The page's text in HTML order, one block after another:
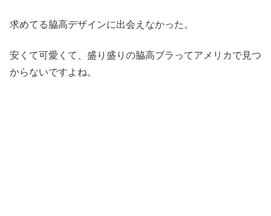
求めてる脇高デザインに出会えなかった。
安くて可愛くて、盛り盛りの脇高ブラってアメリカで見つ
からないですよね。